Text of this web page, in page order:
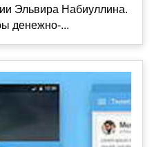
Эльвира Набиуллина.
денежно-...